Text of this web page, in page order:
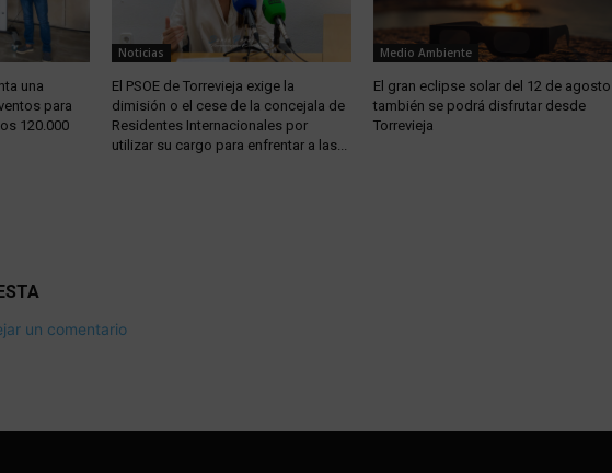
una
para
120.000
Noticias
El PSOE de Torrevieja exige la
dimisión o el cese de la concejala de
Residentes Internacionales por
utilizar su cargo para enfrentar a las...
Medio Ambiente
El gran eclipse solar del 12 de agosto
también se podrá disfrutar desde
Torrevieja
un comentario